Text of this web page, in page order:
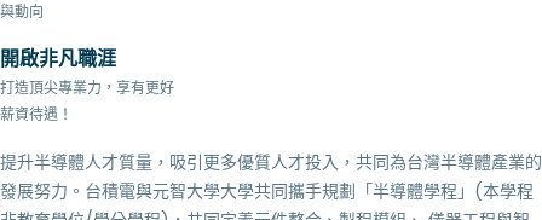
與動向
開啟非凡職涯
打造頂尖專業力，享有更好
薪資待遇！
提升半導體人才質量，吸引更多優質人才投入，共同為台灣半導體產業的
發展努力。台積電與元智大學大學共同攜手規劃「半導體學程」(本學程